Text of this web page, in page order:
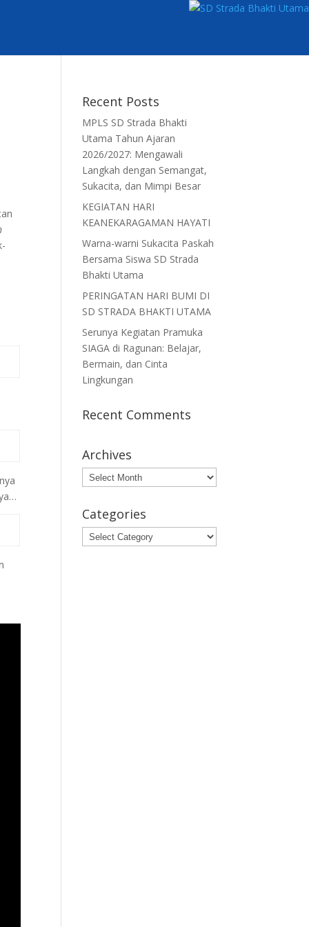
Recent Posts
MPLS SD Strada Bhakti
Utama Tahun Ajaran
2026/2027: Mengawali
Langkah dengan Semangat,
Sukacita, dan Mimpi Besar
KEGIATAN HARI
KEANEKARAGAMAN HAYATI
Warna-warni Sukacita Paskah
Bersama Siswa SD Strada
Bhakti Utama
PERINGATAN HARI BUMI DI
SD STRADA BHAKTI UTAMA
Serunya Kegiatan Pramuka
SIAGA di Ragunan: Belajar,
Bermain, dan Cinta
Lingkungan
Recent Comments
Archives
Archives
Categories
Categories